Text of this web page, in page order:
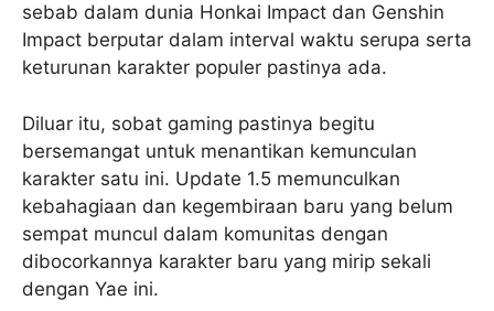
sebab dalam dunia Honkai Impact dan Genshin
Impact berputar dalam interval waktu serupa serta
keturunan karakter populer pastinya ada.
Diluar itu, sobat gaming pastinya begitu
bersemangat untuk menantikan kemunculan
karakter satu ini. Update 1.5 memunculkan
kebahagiaan dan kegembiraan baru yang belum
sempat muncul dalam komunitas dengan
dibocorkannya karakter baru yang mirip sekali
dengan Yae ini.